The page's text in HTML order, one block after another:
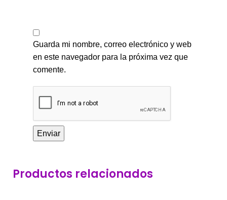
Guarda mi nombre, correo electrónico y web
en este navegador para la próxima vez que
comente.
Productos relacionados